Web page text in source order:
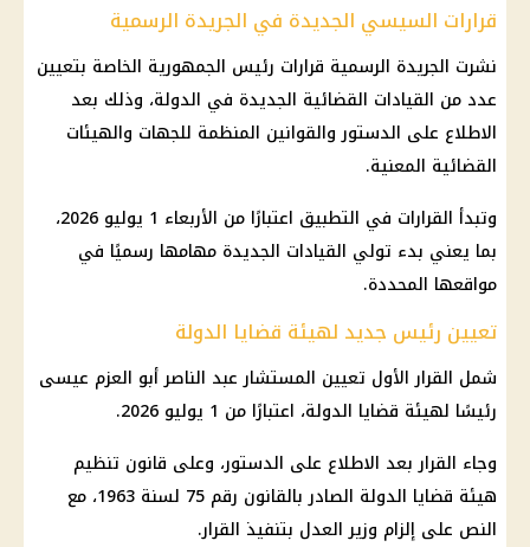
قرارات السيسي الجديدة في الجريدة الرسمية
نشرت الجريدة الرسمية قرارات رئيس الجمهورية الخاصة بتعيين
عدد من القيادات القضائية الجديدة في الدولة، وذلك بعد
الاطلاع على الدستور والقوانين المنظمة للجهات والهيئات
القضائية المعنية.
وتبدأ القرارات في التطبيق اعتبارًا من الأربعاء 1 يوليو 2026،
بما يعني بدء تولي القيادات الجديدة مهامها رسميًا في
مواقعها المحددة.
تعيين رئيس جديد لهيئة قضايا الدولة
شمل القرار الأول تعيين المستشار عبد الناصر أبو العزم عيسى
رئيسًا لهيئة قضايا الدولة، اعتبارًا من 1 يوليو 2026.
وجاء القرار بعد الاطلاع على الدستور، وعلى قانون تنظيم
هيئة قضايا الدولة
الصادر بالقانون رقم 75 لسنة 1963، مع
النص على إلزام وزير العدل بتنفيذ القرار.